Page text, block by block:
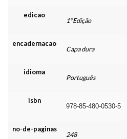
edicao
1ª Edição
encadernacao
Capa dura
idioma
Português
isbn
978-85-480-0530-5
no-de-paginas
248